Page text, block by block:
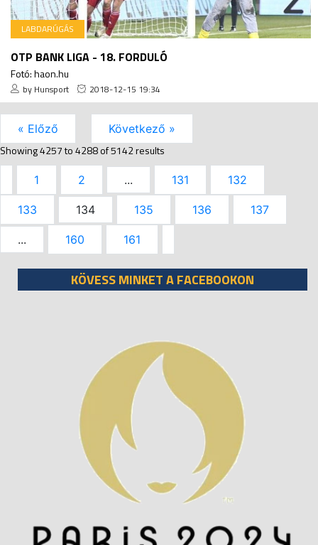
LABDARÚGÁS
OTP BANK LIGA - 18. FORDULÓ
Fotó: haon.hu
by Hunsport 2018-12-15 19:34
« Előző Következő »
Showing4257to4288of5142results
1 2 ... 131 132
133 134 135 136 137
... 160 161
KÖVESS MINKET A FACEBOOKON